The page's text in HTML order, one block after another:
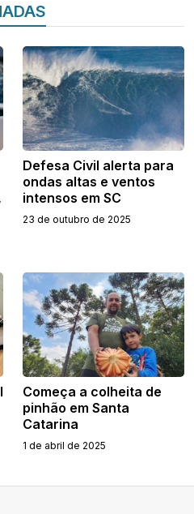
Defesa Civil alerta para
ondas altas e ventos
intensos em SC
23 de outubro de 2025
Começa a colheita de
pinhão em Santa
Catarina
1 de abril de 2025